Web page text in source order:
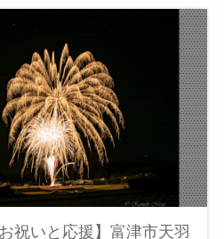
祝いと応援】富津市天羽